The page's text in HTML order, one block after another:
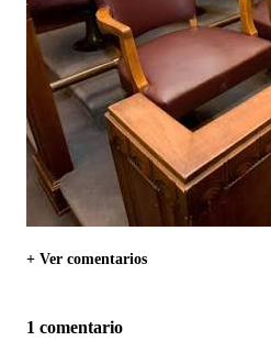
+ Ver comentarios
1 comentario